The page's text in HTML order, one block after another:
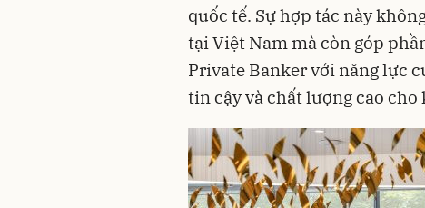
quốc tế. Sự hợp tác này
tại Việt Nam mà còn góp
Private Banker với năng lực
tin cậy và chất lượng cao